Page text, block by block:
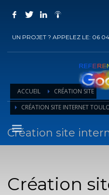
COMMENT ACHETER
Ajouter la prestation au
Vous recevrez sous 5 jours
l'exécution de la prestation
Horaire d'ouverture
UN PROJET ? APPELEZ LE: 06
ACCUEIL
CRÉATION SITE
CRÉATION SITE INTERNET
Création site
Création